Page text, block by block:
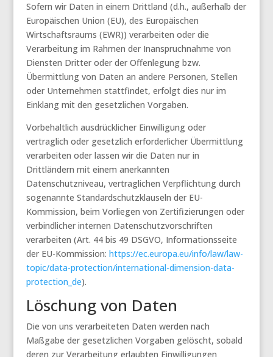
Sofern wir Daten in einem Drittland (d.h., außerhalb der
Europäischen Union (EU), des Europäischen
Wirtschaftsraums (EWR)) verarbeiten oder die
Verarbeitung im Rahmen der Inanspruchnahme von
Diensten Dritter oder der Offenlegung bzw.
Übermittlung von Daten an andere Personen, Stellen
oder Unternehmen stattfindet, erfolgt dies nur im
Einklang mit den gesetzlichen Vorgaben.
Vorbehaltlich ausdrücklicher Einwilligung oder
vertraglich oder gesetzlich erforderlicher Übermittlung
verarbeiten oder lassen wir die Daten nur in
Drittländern mit einem anerkannten
Datenschutzniveau, vertraglichen Verpflichtung durch
sogenannte Standardschutzklauseln der EU-
Kommission, beim Vorliegen von Zertifizierungen oder
verbindlicher internen Datenschutzvorschriften
verarbeiten (Art. 44 bis 49 DSGVO, Informationsseite
der EU-Kommission: https://ec.europa.eu/info/law/law-
topic/data-protection/international-dimension-data-
protection_de).
Löschung von Daten
Die von uns verarbeiteten Daten werden nach
Maßgabe der gesetzlichen Vorgaben gelöscht, sobald
deren zur Verarbeitung erlaubten Einwilligungen